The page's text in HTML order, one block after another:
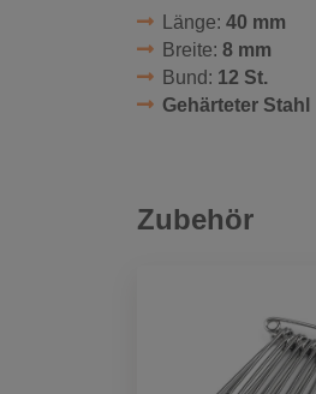
Länge: 40 mm
Breite: 8 mm
Bund: 12 St.
Gehärteter Stahl
Zubehör